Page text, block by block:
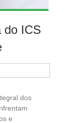
do ICS
dos
e